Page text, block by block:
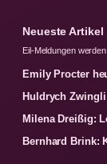
Neueste Artikel
Eil-Meldungen
Emily Procter
Huldrych
Milena Dreißig:
Bernhard Brink: